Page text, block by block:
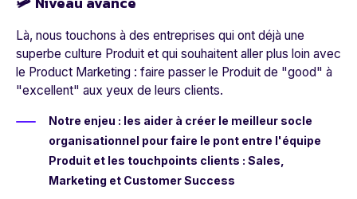
Là, nous touchons à des entreprises qui ont déjà une
superbe culture Produit et qui souhaitent aller plus loin avec
le Product Marketing : faire passer le Produit de "good" à
"excellent" aux yeux de leurs clients.
Notre enjeu : les aider à créer le meilleur socle
organisationnel pour faire le pont entre l'équipe
Produit et les touchpoints clients : Sales,
Marketing et Customer Success